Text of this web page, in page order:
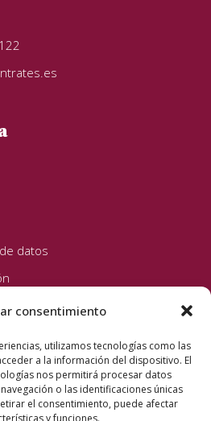
consentimiento
utilizamos tecnologías como las
a la información del dispositivo. El
nos permitirá procesar datos
o las identificaciones únicas
el consentimiento, puede afectar
y funciones.
datos